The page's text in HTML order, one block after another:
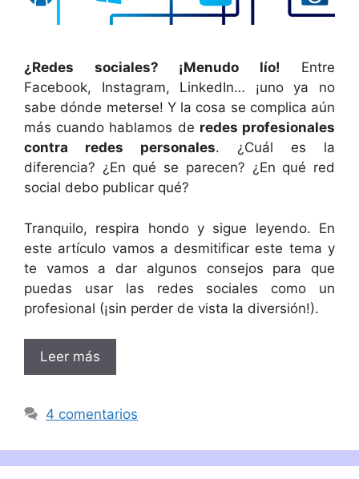
¿Redes sociales? ¡Menudo lío! Entre
Facebook, Instagram, LinkedIn… ¡uno ya no
sabe dónde meterse! Y la cosa se complica aún
más cuando hablamos de redes profesionales
contra redes personales. ¿Cuál es la
diferencia? ¿En qué se parecen? ¿En qué red
social debo publicar qué?
Tranquilo, respira hondo y sigue leyendo. En
este artículo vamos a desmitificar este tema y
te vamos a dar algunos consejos para que
puedas usar las redes sociales como un
profesional (¡sin perder de vista la diversión!).
Leer más
4 comentarios